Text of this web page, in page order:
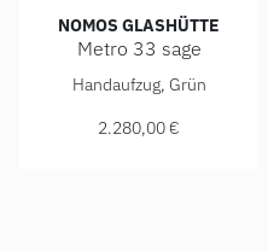
NOMOS GLASHÜTTE
Metro 33 sage
NOMOS Glashütte Metro
Handaufzug, Grün
2.280,00 €